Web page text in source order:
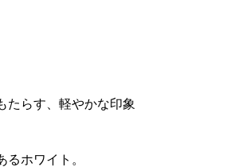
たらす、軽やかな印象
るホワイト。